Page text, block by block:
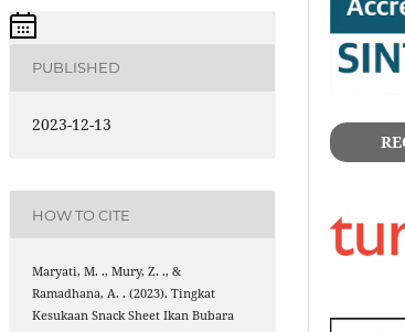
PUBLISHED
2023-12-13
HOW TO CITE
Maryati, M. ., Mury, Z. ., &
Ramadhana, A. . (2023). Tingkat
Kesukaan Snack Sheet Ikan Bubara